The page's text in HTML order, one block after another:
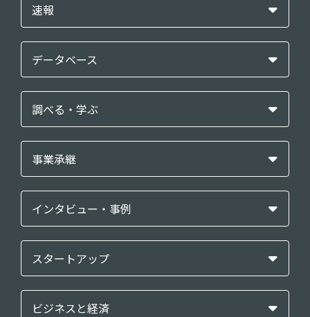
速報
データベース
調べる・学ぶ
事業承継
インタビュー・事例
スタートアップ
ビジネスと経済